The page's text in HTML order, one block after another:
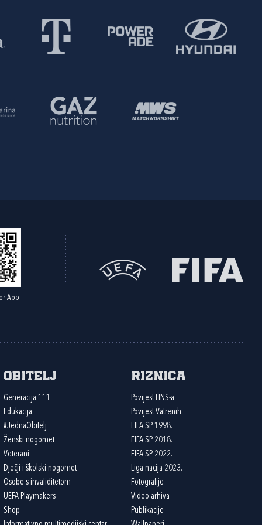
App
Obitelj
Generacija 111
Edukacija
#JednaObitelj
Ženski nogomet
Veterani
Dječji i školski nogomet
Osobe s invaliditetom
UEFA Playmakers
Shop
Riznica
Povijest HNS-a
Povijest Vatrenih
FIFA SP 1998.
FIFA SP 2018.
FIFA SP 2022.
Liga nacija 2023.
Fotografije
Video arhiva
Publikacije